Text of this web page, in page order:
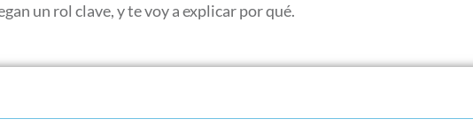
un rol clave, y te voy a explicar por qué.